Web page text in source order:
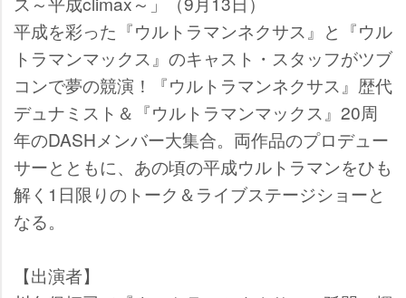
平成を彩った『ウルトラマンネクサス』と『ウル
トラマンマックス』のキャスト・スタッフがツブ
コンで夢の競演！『ウルトラマンネクサス』歴代
デュナミスト＆『ウルトラマンマックス』20周
年のDASHメンバー大集合。両作品のプロデュー
サーとともに、あの頃の平成ウルトラマンをひも
解く1日限りのトーク＆ライブステージショーと
なる。
【出演者】